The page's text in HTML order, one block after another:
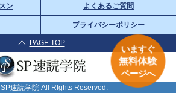
ン よくあるご質問
プライバシーポリシー
PAGE TOP
速読学院 All RIghts Reserved.
いますぐ
無料体験
ページへ